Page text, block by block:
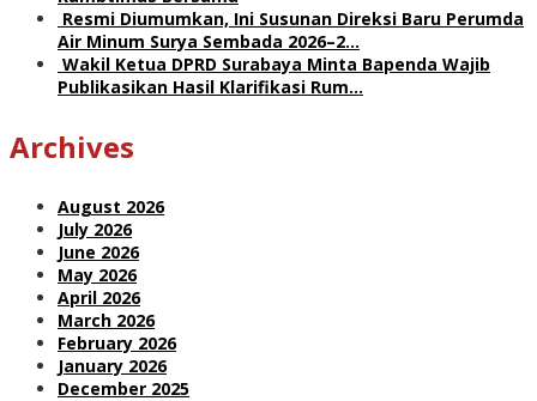
Resmi Diumumkan, Ini Susunan Direksi Baru Perumda
Air Minum Surya Sembada 2026–2…
Wakil Ketua DPRD Surabaya Minta Bapenda Wajib
Publikasikan Hasil Klarifikasi Rum…
Archives
August 2026
July 2026
June 2026
May 2026
April 2026
March 2026
February 2026
January 2026
December 2025